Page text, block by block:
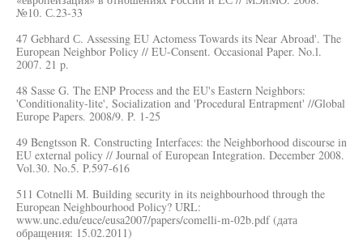
№10. С.23-33
47 Gebhard С. Assessing EU Actomess Towards its Near Abroad'. The
European Neighbor Policy // EU-Consent. Occasional Paper. No.l.
2007. 21 p.
48 Sasse G. The ENP Process and the EU's Eastern Neighbors:
'Conditionality-lite', Socialization and 'Procedural Entrapment' //Global
Europe Papers. 2008/9. P. 1-25
49 Bengtsson R. Constructing Interfaces: the Neighborhood discourse in
EU external policy // Journal of European Integration. December 2008.
Vol.30. No.5. P.597-616
511 Cotnelli M. Building security in its neighbourhood through the
European Neighbourhood Policy? URL:
www.unc.edu/euce/eusa2007/papers/comelli-m-02b.pdf (дата
обращения: 15.02.2011)